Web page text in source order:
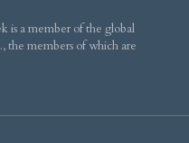
is a member of the global
members of which are